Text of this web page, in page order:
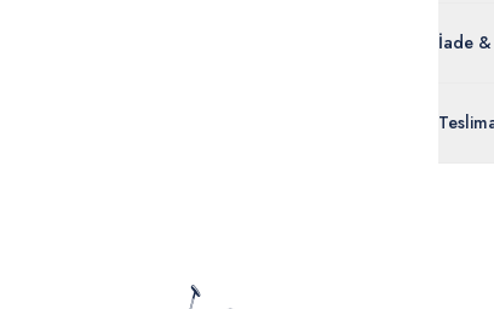
İade &